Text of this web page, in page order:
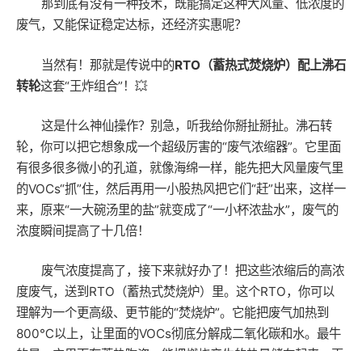
那到底有没有一种技术，既能搞定这种大风量、低浓度的
废气，又能保证稳定达标，还经济实惠呢？
当然有！那就是传说中的RTO（蓄热式焚烧炉）配上沸石
转轮这套“王炸组合”！💥
这是什么神仙操作？别急，听我给你掰扯掰扯。沸石转
轮，你可以把它想象成一个超级厉害的“废气浓缩器”。它里面
有很多很多微小的孔道，就像海绵一样，能先把大风量废气里
的VOCs“抓”住，然后再用一小股热风把它们“赶”出来，这样一
来，原来“一大碗汤里的盐”就变成了“一小杯浓盐水”，废气的
浓度瞬间提高了十几倍！
废气浓度提高了，接下来就好办了！把这些浓缩后的高浓
度废气，送到RTO（蓄热式焚烧炉）里。这个RTO，你可以
理解为一个更高级、更节能的“焚烧炉”。它能把废气加热到
800℃以上，让里面的VOCs彻底分解成二氧化碳和水。最牛